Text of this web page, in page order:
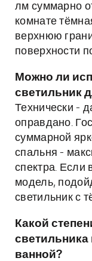
лм суммарно
комнате
верхнюю
поверхности
Можно ли
светильник
Технически -
оправдано.
суммарной
спальня -
спектра. Если
модель,
светильник с
Какой
ванной?